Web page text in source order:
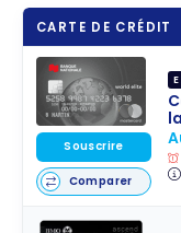
CARTE DE CRÉDIT
Souscrire
Comparer